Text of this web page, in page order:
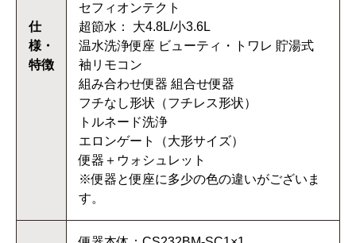
仕
様・
特徴
セフィオンテクト
超節水： 大4.8L/小3.6L
温水洗浄便座 ビューティ・トワレ 貯湯式
袖リモコン
組み合わせ便器 組合せ便器
フチなし形状（フチレス形状）
トルネード洗浄
エロンゲート（大形サイズ）
便器＋ウォシュレット
※便器と便座に多少の色の違いがございま
す。